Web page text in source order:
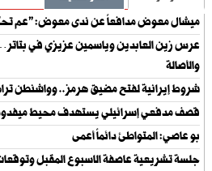
ميشال معوض مدافعاً عن ندى معوض: "عم
عرس زين العابدين وياسمين عزيزي في بتاتر…
والأصالة
شروط إيرانية لفتح مضيق هرمز.. وواشنطن
قصف مدفعي إسرائيلي يستهدف محيط
بو عاصي: المتواطئ دائماً أعمى
جلسة تشريعية عاصفة الاسبوع المقبل وتوقعات